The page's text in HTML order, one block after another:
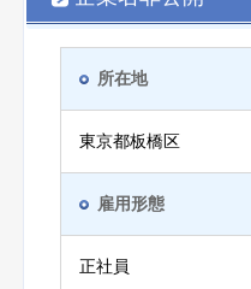
所在地
東京都板橋区
雇用形態
正社員